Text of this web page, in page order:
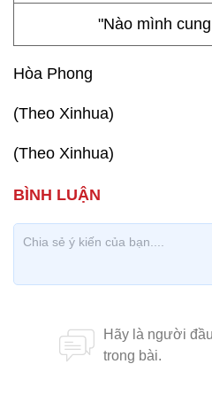
"Nào mình
Hòa Phong
(Theo Xinhua)
(Theo Xinhua)